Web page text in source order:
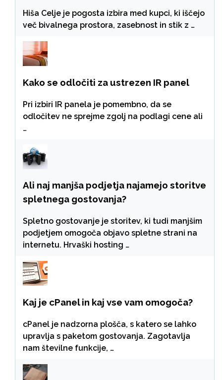
Hiša Celje je pogosta izbira med kupci, ki iščejo
več bivalnega prostora, zasebnost in stik z …
Kako se odločiti za ustrezen IR panel
Pri izbiri IR panela je pomembno, da se
odločitev ne sprejme zgolj na podlagi cene ali
…
Ali naj manjša podjetja najamejo storitve
spletnega gostovanja?
Spletno gostovanje je storitev, ki tudi manjšim
podjetjem omogoča objavo spletne strani na
internetu. Hrvaški hosting …
Kaj je cPanel in kaj vse vam omogoča?
cPanel je nadzorna plošča, s katero se lahko
upravlja s paketom gostovanja. Zagotavlja
nam številne funkcije, …